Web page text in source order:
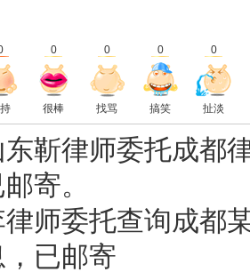
0 0 0 0
很棒 找骂 搞笑 扯淡
东靳律师委托成都
寄。
师委托查询成都
已邮寄